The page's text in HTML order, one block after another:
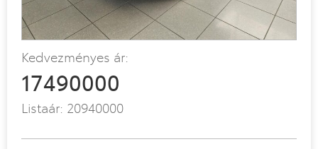
Kedvezményes ár:
17490000
Listaár: 20940000